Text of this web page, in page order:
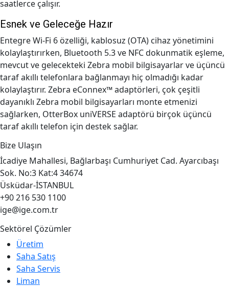
saatlerce çalışır.
Esnek ve Geleceğe Hazır
Entegre Wi-Fi 6 özelliği, kablosuz (OTA) cihaz yönetimini
kolaylaştırırken, Bluetooth 5.3 ve NFC dokunmatik eşleme,
mevcut ve gelecekteki Zebra mobil bilgisayarlar ve üçüncü
taraf akıllı telefonlara bağlanmayı hiç olmadığı kadar
kolaylaştırır. Zebra eConnex™ adaptörleri, çok çeşitli
dayanıklı Zebra mobil bilgisayarları monte etmenizi
sağlarken, OtterBox uniVERSE adaptörü birçok üçüncü
taraf akıllı telefon için destek sağlar.
Bize Ulaşın
İcadiye Mahallesi, Bağlarbaşı Cumhuriyet Cad. Ayarcıbaşı
Sok. No:3 Kat:4 34674
Üsküdar-İSTANBUL
+90 216 530 1100
ige@ige.com.tr
Sektörel Çözümler
Üretim
Saha Satış
Saha Servis
Liman